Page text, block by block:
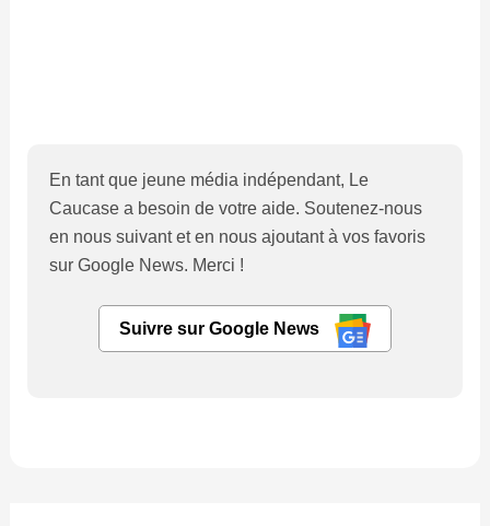
En tant que jeune média indépendant, Le
Caucase a besoin de votre aide. Soutenez-nous
en nous suivant et en nous ajoutant à vos favoris
sur Google News. Merci !
Suivre sur Google News